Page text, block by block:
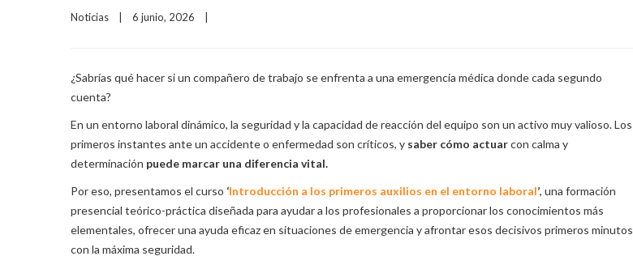
Noticias 6 junio, 2026
¿Sabrías qué hacer si un compañero de trabajo se enfrenta a una emergencia médica donde cada segundo
cuenta?
En un entorno laboral dinámico, la seguridad y la capacidad de reacción del equipo son un activo muy valioso. Los
primeros instantes ante un accidente o enfermedad son críticos, y saber cómo actuarcon calma y
determinación puede marcar una diferencia vital.
Por eso, presentamos el curso ‘Introducción a los primeros auxilios en el entorno laboral’, una formación
presencial teórico-práctica diseñada para ayudar a los profesionales a proporcionar los conocimientos más
elementales, ofrecer una ayuda eficaz en situaciones de emergencia y afrontar esos decisivos primeros minutos
con la máxima seguridad.